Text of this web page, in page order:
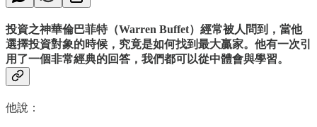
投資之神華倫巴菲特（Warren Buffet）經常被人問到，當他
選擇投資對象的時候，究竟是如何找到最大贏家。他有一次引
用了一個非常經典的回答，我們都可以從中體會與學習。
他說：